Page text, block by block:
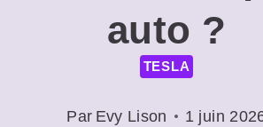
auto ?
TESLA
Par Evy Lison 1 juin